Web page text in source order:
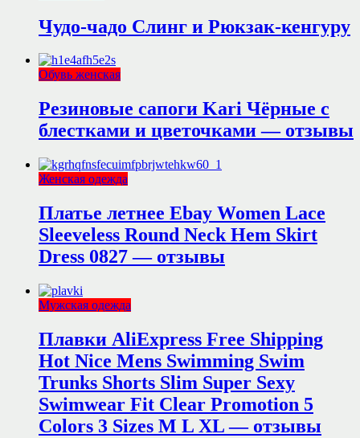
Чудо-чадо Слинг и Рюкзак-кенгуру
Обувь женская
Резиновые сапоги Kari Чёрные с
блестками и цветочками — отзывы
Женская одежда
Платье летнее Ebay Women Lace
Sleeveless Round Neck Hem Skirt
Dress 0827 — отзывы
Мужская одежда
Плавки AliExpress Free Shipping
Hot Nice Mens Swimming Swim
Trunks Shorts Slim Super Sexy
Swimwear Fit Clear Promotion 5
Colors 3 Sizes M L XL — отзывы